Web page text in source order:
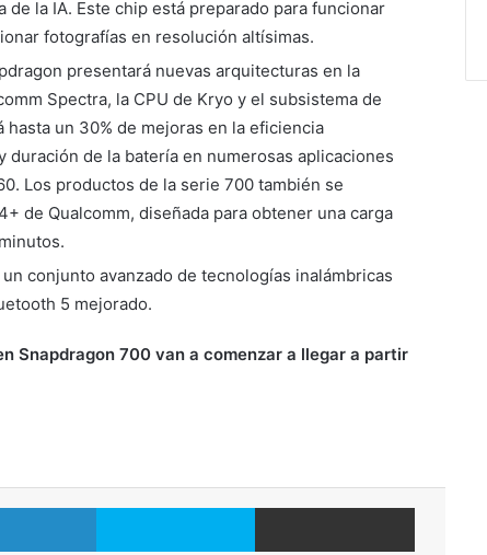
la IA. Este chip está preparado para funcionar
fotografías en resolución altísimas.
presentará nuevas arquitecturas en la
Spectra, la CPU de Kryo y el subsistema de
un 30% de mejoras en la eficiencia
de la batería en numerosas aplicaciones
Los productos de la serie 700 también se
de Qualcomm, diseñada para obtener una carga
conjunto avanzado de tecnologías inalámbricas
5 mejorado.
Snapdragon 700 van a comenzar a llegar a partir
LinkedIn Skype